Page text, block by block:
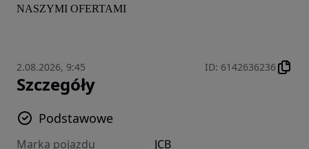
NASZYMI OFERTAMI
2.08.2026, 9:45 ID: 6142636236
Szczegóły
Podstawowe
Marka pojazdu JCB